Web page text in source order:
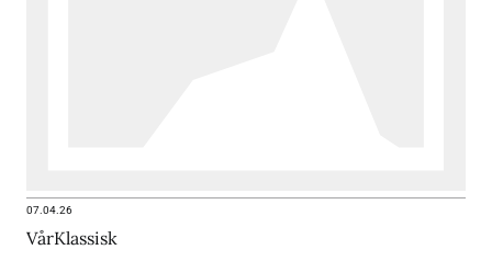
07.04.26
VårKlassisk